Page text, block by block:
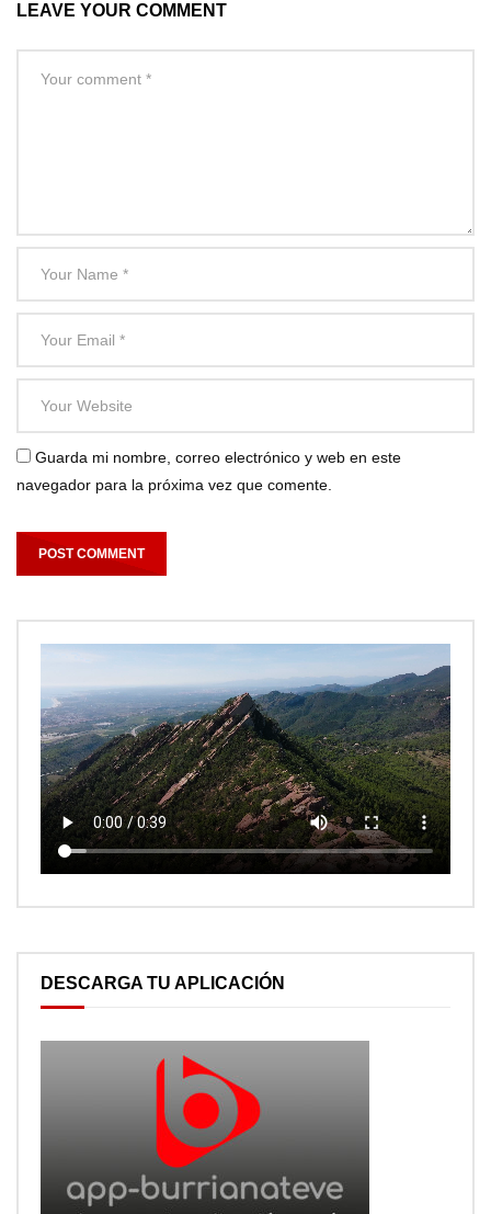
LEAVE YOUR COMMENT
Guarda mi nombre, correo electrónico y web en este
navegador para la próxima vez que comente.
DESCARGA TU APLICACIÓN